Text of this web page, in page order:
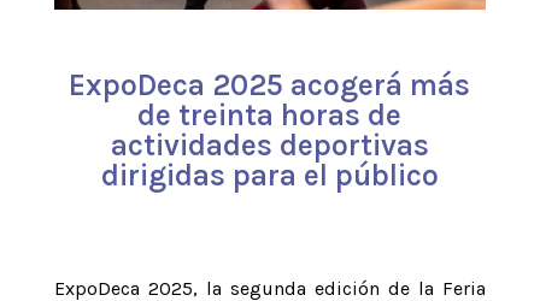
ExpoDeca 2025 acogerá más
de treinta horas de
actividades deportivas
dirigidas para el público
ExpoDeca 2025, la segunda edición de la Feria